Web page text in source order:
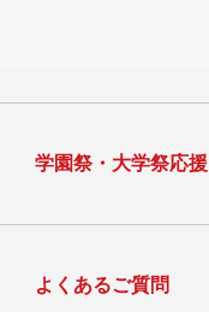
学園祭・大学祭応援
よくあるご質問